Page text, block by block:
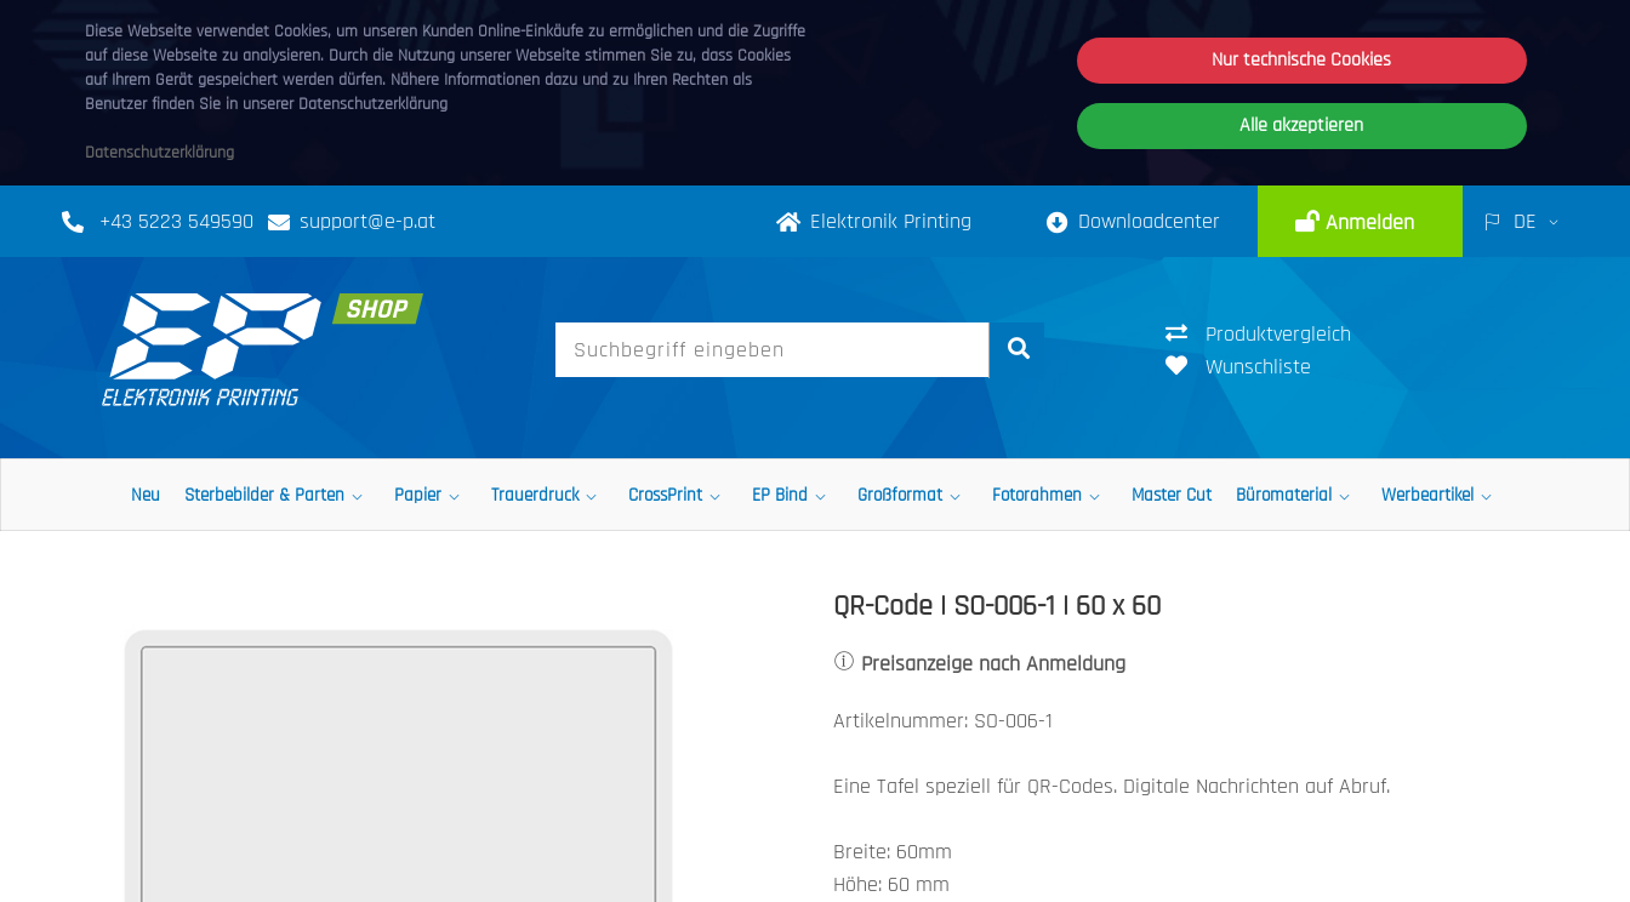
Diese Webseite verwendet Cookies, um unseren Kunden Online-Einkäufe zu ermöglichen und die Zugriffe
auf diese Webseite zu analysieren. Durch die Nutzung unserer Webseite stimmen Sie zu, dass Cookies
auf Ihrem Gerät gespeichert werden dürfen. Nähere Informationen dazu und zu Ihren Rechten als
Benutzer finden Sie in unserer Datenschutzerklärung
Datenschutzerklärung
Nur technische Cookies
Alle akzeptieren
+43 5223 549590 support@e-p.at Elektronik Printing Downloadcenter Anmelden DE
Produktvergleich
Wunschliste
Neu Sterbebilder & Parten Papier Trauerdruck CrossPrint EP Bind Großformat Fotorahmen Master Cut Büromaterial Werbeartikel
QR-Code | SO-006-1 | 60 x 60
Preisanzeige nach Anmeldung
Artikelnummer: SO-006-1
Eine Tafel speziell für QR-Codes. Digitale Nachrichten auf Abruf.
Breite: 60mm
Höhe: 60 mm